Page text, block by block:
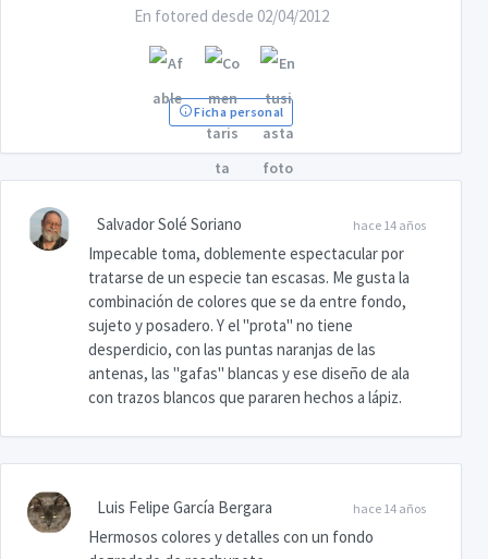
En fotored desde 02/04/2012
Ficha personal
hace 14 años
Salvador Solé Soriano
Impecable toma, doblemente espectacular por
tratarse de un especie tan escasas. Me gusta la
combinación de colores que se da entre fondo,
sujeto y posadero. Y el "prota" no tiene
desperdicio, con las puntas naranjas de las
antenas, las "gafas" blancas y ese diseño de ala
con trazos blancos que pararen hechos a lápiz.
hace 14 años
Luis Felipe García Bergara
Hermosos colores y detalles con un fondo